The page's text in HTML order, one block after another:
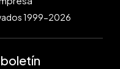
1999-2026